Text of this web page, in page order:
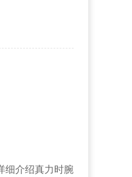
细介绍真力时腕